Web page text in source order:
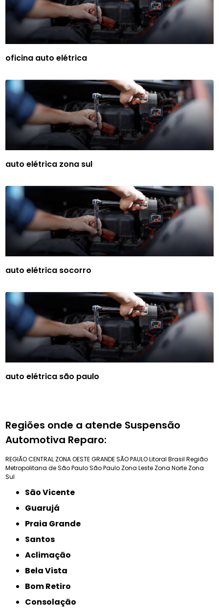
oficina auto elétrica
auto elétrica zona sul
auto elétrica socorro
auto elétrica são paulo
Regiões onde a atende Suspensão
Automotiva Reparo:
REGIÃO CENTRAL ZONA OESTEGRANDE SÃO PAULOLitoral Brasil Região
Metropolitana de São PauloSão Paulo Zona Leste Zona Norte Zona
Sul
São Vicente
Guarujá
Praia Grande
Santos
Aclimação
Bela Vista
Bom Retiro
Consolação